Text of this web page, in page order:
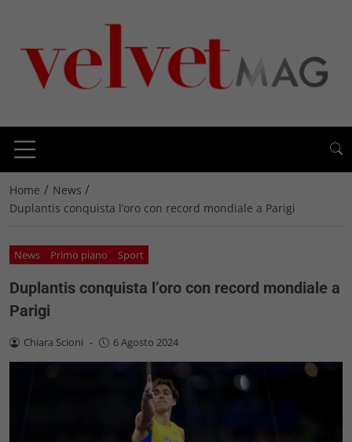
Home / News /
Duplantis conquista l’oro con record mondiale a Parigi
News Primo piano Sport
Duplantis conquista l’oro con record mondiale a
Parigi
Chiara Scioni - 6 Agosto 2024